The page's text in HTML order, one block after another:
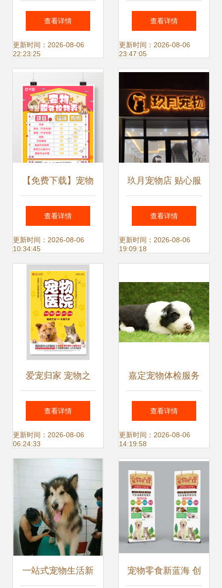
为什么这么难？宠
物服务行业的甜蜜
查看详情
更新时间：2026-08-06
22:23:25
健康质保，佛山爱
宠人士的放心之选
查看详情
更新时间：2026-08-06
23:47:05
【免费下载】宠物
店服务价格表海报
矢量图 专业设计与
实用模板
查看详情
更新时间：2026-08-06
10:34:45
玖月宠物店 贴心服
务，为爱宠打造温
馨家园
查看详情
更新时间：2026-08-06
19:09:18
爱宠归家 宠物之
家，您的全方位宠
物健康守护站
查看详情
更新时间：2026-08-06
06:24:33
嘉定宠物体检服务
详解 专业、认真、
价格透明
查看详情
更新时间：2026-08-06
14:19:58
一站式宠物生活新 宠物零食新蓝海 创